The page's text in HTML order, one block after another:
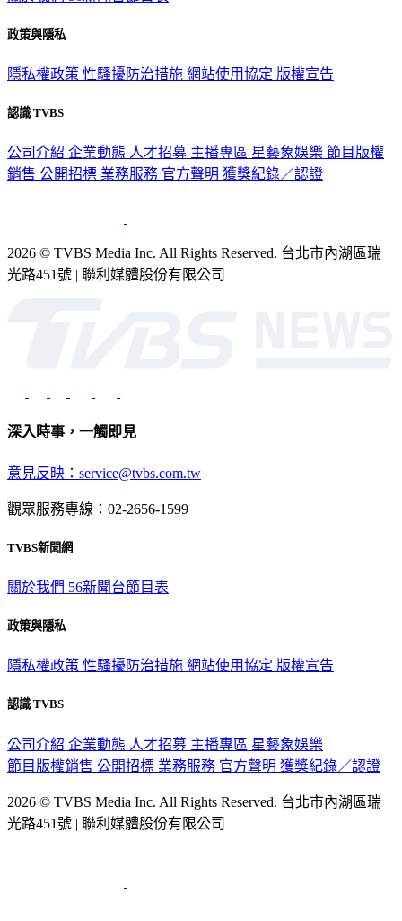
政策與隱私
隱私權政策 性騷擾防治措施 網站使用協定 版權宣告
認識 TVBS
公司介紹 企業動態 人才招募 主播專區 星藝象娛樂 節目版權
銷售 公開招標 業務服務 官方聲明 獲獎紀錄／認證
2026 © TVBS Media Inc. All Rights Reserved. 台北市內湖區瑞
光路451號 | 聯利媒體股份有限公司
深入時事，一觸即見
意見反映：service@tvbs.com.tw
觀眾服務專線：02-2656-1599
TVBS新聞網
關於我們 56新聞台節目表
政策與隱私
隱私權政策 性騷擾防治措施 網站使用協定 版權宣告
認識 TVBS
公司介紹 企業動態 人才招募 主播專區 星藝象娛樂
節目版權銷售 公開招標 業務服務 官方聲明 獲獎紀錄／認證
2026 © TVBS Media Inc. All Rights Reserved. 台北市內湖區瑞
光路451號 | 聯利媒體股份有限公司